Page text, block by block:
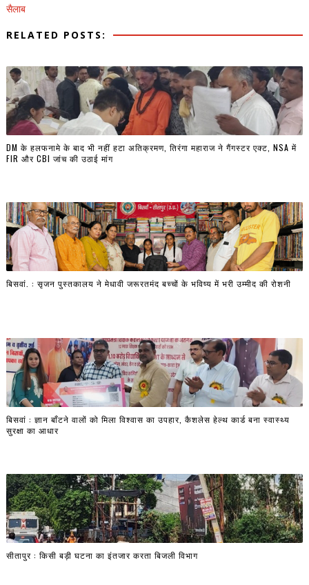
सैलाब
RELATED POSTS:
DM के हलफनामे के बाद भी नहीं हटा अतिक्रमण, तिरंगा महाराज ने गैंगस्टर एक्ट, NSA में
FIR और CBI जांच की उठाई मांग
बिसवां. : सृजन पुस्तकालय ने मेधावी जरूरतमंद बच्चों के भविष्य में भरी उम्मीद की रोशनी
बिसवां : ज्ञान बाँटने वालों को मिला विश्वास का उपहार, कैशलेस हेल्थ कार्ड बना स्वास्थ्य
सुरक्षा का आधार
सीतापुर : किसी बड़ी घटना का इंतजार करता बिजली विभाग